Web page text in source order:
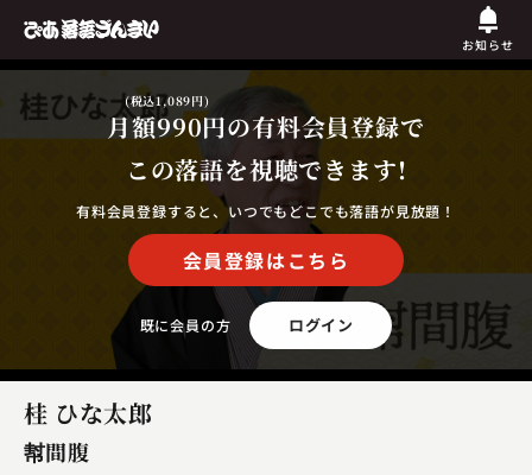
お知らせ
月額990円
(税込1,089円)
の有料会員登録で
この落語を視聴できます!
有料会員登録すると、いつでもどこでも落語が見放題！
会員登録はこちら
既に会員の方 ログイン
桂 ひな太郎
幇間腹